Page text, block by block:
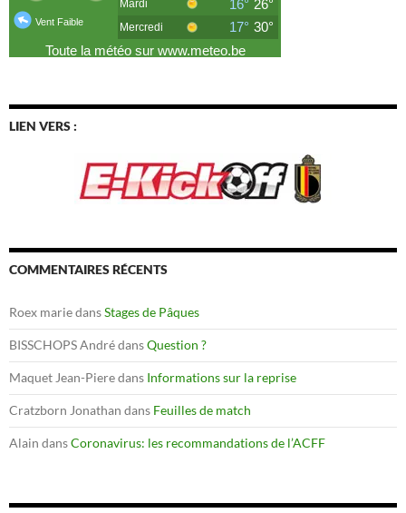
LIEN VERS :
COMMENTAIRES RÉCENTS
Roex mariedansStages de Pâques
BISSCHOPS AndrédansQuestion ?
Maquet Jean-Pieredans Informations sur la reprise
Cratzborn Jonathan dans Feuilles de match
Alain dansCoronavirus: les recommandations de l’ACFF